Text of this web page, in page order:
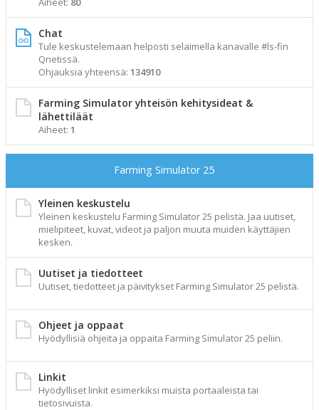
Chat
Tule keskustelemaan helposti selaimella kanavalle #ls-fin
Qnetissä.
Ohjauksia yhteensä: 134910
Farming Simulator yhteisön kehitysideat &
lähettiläät
Aiheet: 1
Farming Simulator 25
Yleinen keskustelu
Yleinen keskustelu Farming Simulator 25 pelistä. Jaa uutiset,
mielipiteet, kuvat, videot ja paljon muuta muiden käyttäjien
kesken.
Uutiset ja tiedotteet
Uutiset, tiedotteet ja päivitykset Farming Simulator 25 pelistä.
Ohjeet ja oppaat
Hyödyllisiä ohjeita ja oppaita Farming Simulator 25 peliin.
Linkit
Hyödylliset linkit esimerkiksi muista portaaleista tai
tietosivuista.